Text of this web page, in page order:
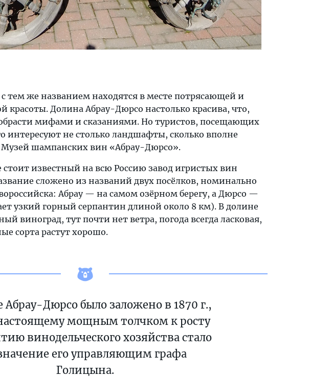
с тем же названием находятся в месте потрясающей и
красоты. Долина Абрау-Дюрсо настолько красива, что,
мифами и сказаниями. Но туристов, посещающих
интересуют не столько ландшафты, сколько вполне
шампанских вин «Абрау-Дюрсо».
известный на всю Россию завод игристых вин
сложено из названий двух посёлков, номинально
Абрау — на самом озёрном берегу, а Дюрсо —
узкий горный серпантин длиной около 8 км). В долине
виноград, тут почти нет ветра, погода всегда ласковая,
сорта растут хорошо.
Дюрсо было заложено в 1870 г.,
мощным толчком к росту
винодельческого хозяйства стало
его управляющим графа
Голицына.